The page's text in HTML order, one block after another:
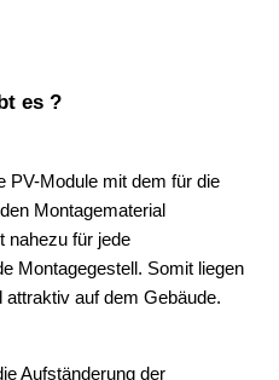
es ?
PV-Module mit dem für die
Montagematerial
nahezu für jede
Montagegestell. Somit liegen
auf dem Gebäude.
Aufständerung der